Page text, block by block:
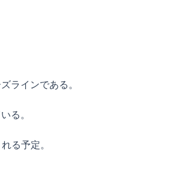
ラインである。
る。
る予定。